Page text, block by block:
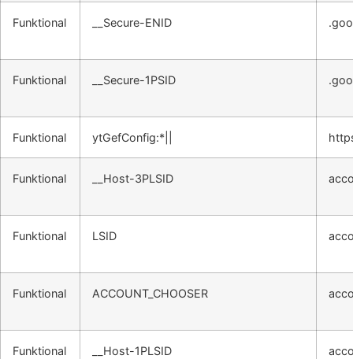
Funktional __Secure-ENID
Funktional __Secure-1PSID
Funktional ytGefConfig:*||
Funktional __Host-3PLSID
Funktional LSID
Funktional ACCOUNT_CHOOSER
Funktional __Host-1PLSID